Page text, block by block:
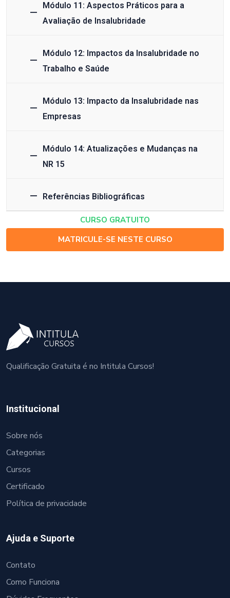
Módulo 11: Aspectos Práticos para a
Avaliação de Insalubridade
Módulo 12: Impactos da Insalubridade no
Trabalho e Saúde
Módulo 13: Impacto da Insalubridade nas
Empresas
Módulo 14: Atualizações e Mudanças na
NR 15
Referências Bibliográficas
CURSO GRATUITO
MATRICULE-SE NESTE CURSO
Qualificação Gratuita é no Intitula Cursos!
Institucional
Sobre nós
Categorias
Cursos
Certificado
Política de privacidade
Ajuda e Suporte
Contato
Como Funciona